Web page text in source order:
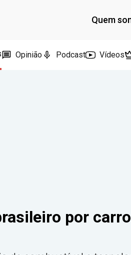
Quem
Opinião Podcast Vídeos
por